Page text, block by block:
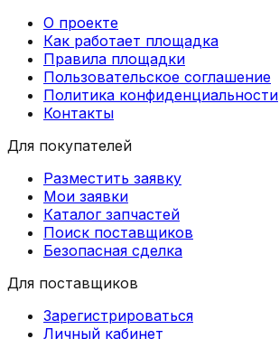
О проекте
Как работает площадка
Правила площадки
Пользовательское соглашение
Политика конфиденциальности
Контакты
Для покупателей
Разместить заявку
Мои заявки
Каталог запчастей
Поиск поставщиков
Безопасная сделка
Для поставщиков
Зарегистрироваться
Личный кабинет